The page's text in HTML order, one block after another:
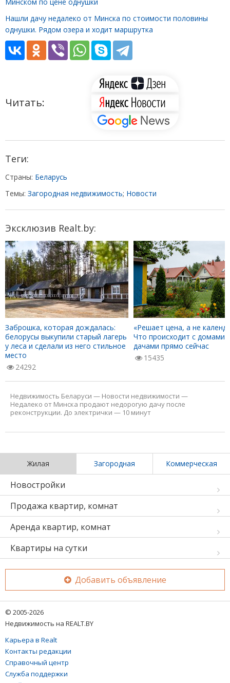
Нашли дачу недалеко от Минска по стоимости половины
однушки. Рядом озера и ходит маршрутка
Читать:
Теги:
Страны: Беларусь
Темы: Загородная недвижимость; Новости
Эксклюзив Realt.by:
Заброшка, которая дождалась:
белорусы выкупили старый лагерь
у леса и сделали из него стильное
место
24292
«Решает цена, а не
Что происходит с домами
дачами прямо сейчас
15435
Недвижимость Беларуси — Новости недвижимости —
Недалеко от Минска продают недорогую дачу после
реконструкции. До электрички — 10 минут
Жилая Загородная Коммерческая
Новостройки
Продажа квартир, комнат
Аренда квартир, комнат
Квартиры на сутки
Добавить объявление
© 2005-2026
Недвижимость на REALT.BY
Карьера в Realt
Контакты редакции
Справочный центр
Служба поддержки